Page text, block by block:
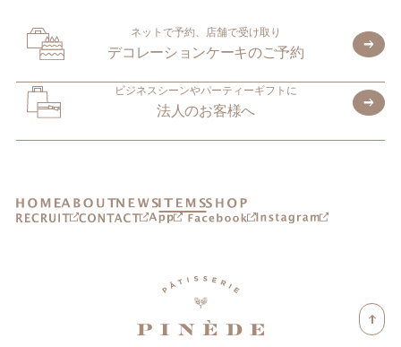
ネットで予約、店舗で受け取り
デコレーションケーキのご予約
ビジネスシーンやパーティーギフトに
法人のお客様へ